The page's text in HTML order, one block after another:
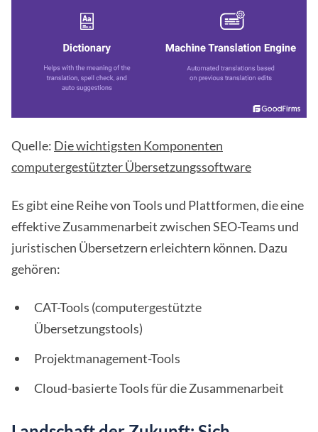
Quelle: Die wichtigsten Komponenten
computergestützter Übersetzungssoftware
Es gibt eine Reihe von Tools und Plattformen, die eine
effektive Zusammenarbeit zwischen SEO-Teams und
juristischen Übersetzern erleichtern können. Dazu
gehören:
CAT-Tools (computergestützte
Übersetzungstools)
Projektmanagement-Tools
Cloud-basierte Tools für die Zusammenarbeit